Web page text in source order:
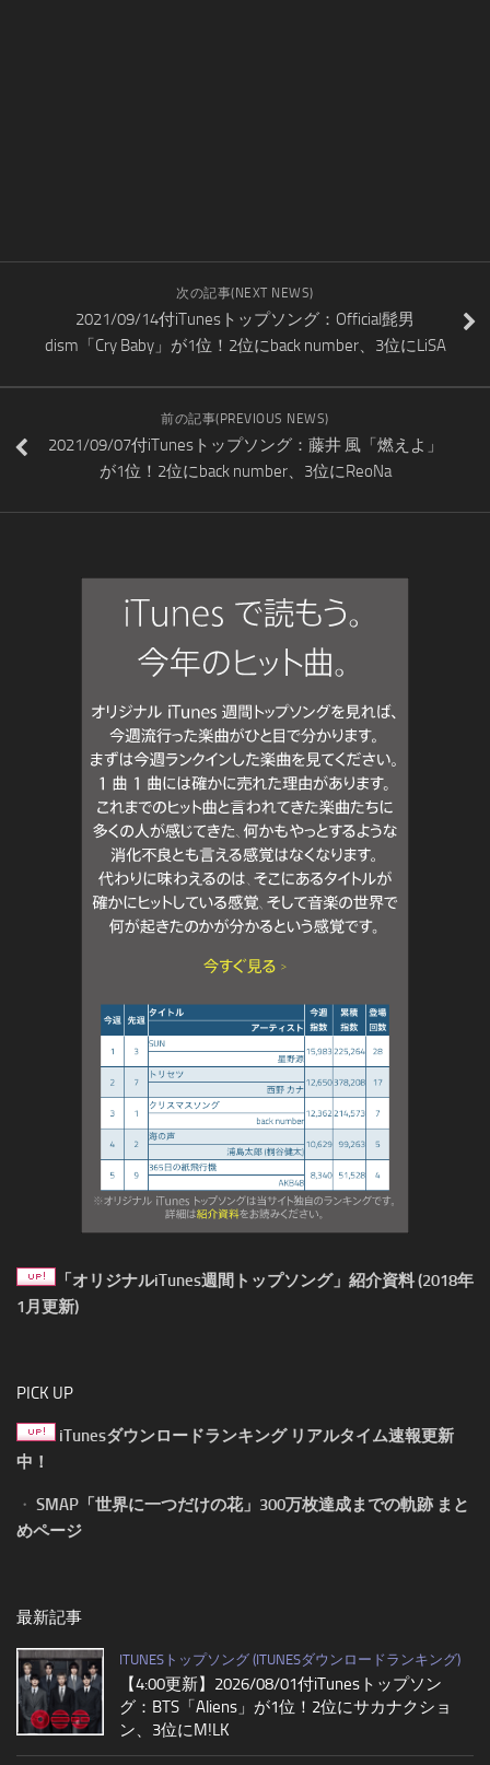
次の記事(NEXT NEWS)
2021/09/14付iTunesトップソング：Official髭男
dism「Cry Baby」が1位！2位にback number、3位にLiSA
前の記事(PREVIOUS NEWS)
2021/09/07付iTunesトップソング：藤井 風「燃えよ」
が1位！2位にback number、3位にReoNa
「オリジナルiTunes週間トップソング」紹介資料 (2018年
1月更新)
PICK UP
iTunesダウンロードランキング リアルタイム速報更新
中！
・ SMAP「世界に一つだけの花」300万枚達成までの軌跡 まと
めページ
最新記事
ITUNESトップソング (ITUNESダウンロードランキング)
【4:00更新】2026/08/01付iTunesトップソン
グ：BTS「Aliens」が1位！2位にサカナクショ
ン、3位にM!LK